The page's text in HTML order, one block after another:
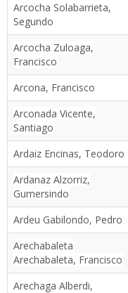
Arcocha Solabarrieta,
Segundo
Arcocha Zuloaga,
Francisco
Arcona, Francisco
Arconada Vicente,
Santiago
Ardaiz Encinas, Teodoro
Ardanaz Alzorriz,
Gumersindo
Ardeu Gabilondo, Pedro
Arechabaleta
Arechabaleta, Francisco
Arechaga Alberdi,